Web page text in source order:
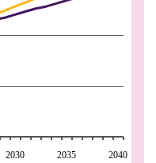
2030 2035 2040